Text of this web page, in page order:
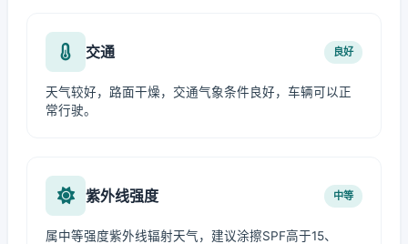
交通 良好
天气较好，路面干燥，交通气象条件良好，车辆可以正
常行驶。
紫外线强度 中等
属中等强度紫外线辐射天气，建议涂擦SPF高于15、